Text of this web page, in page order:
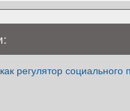
регулятор социального